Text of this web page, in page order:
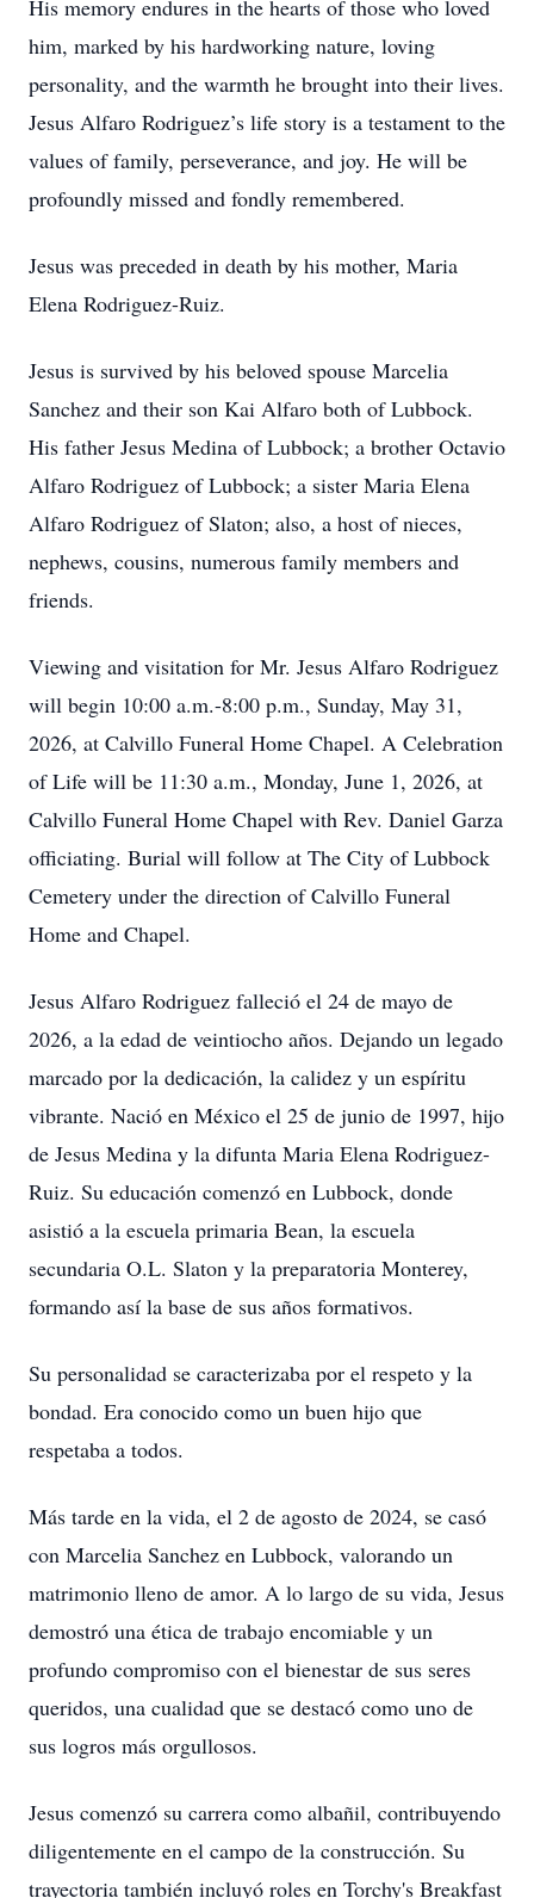
His memory endures in the hearts of those who loved
him, marked by his hardworking nature, loving
personality, and the warmth he brought into their lives.
Jesus Alfaro Rodriguez’s life story is a testament to the
values of family, perseverance, and joy. He will be
profoundly missed and fondly remembered.
Jesus was preceded in death by his mother, Maria
Elena Rodriguez-Ruiz.
Jesus is survived by his beloved spouse Marcelia
Sanchez and their son Kai Alfaro both of Lubbock.
His father Jesus Medina of Lubbock; a brother Octavio
Alfaro Rodriguez of Lubbock; a sister Maria Elena
Alfaro Rodriguez of Slaton; also, a host of nieces,
nephews, cousins, numerous family members and
friends.
Viewing and visitation for Mr. Jesus Alfaro Rodriguez
will begin 10:00 a.m.-8:00 p.m., Sunday, May 31,
2026, at Calvillo Funeral Home Chapel. A Celebration
of Life will be 11:30 a.m., Monday, June 1, 2026, at
Calvillo Funeral Home Chapel with Rev. Daniel Garza
officiating. Burial will follow at The City of Lubbock
Cemetery under the direction of Calvillo Funeral
Home and Chapel.
Jesus Alfaro Rodriguez falleció el 24 de mayo de
2026, a la edad de veintiocho años. Dejando un legado
marcado por la dedicación, la calidez y un espíritu
vibrante. Nació en México el 25 de junio de 1997, hijo
de Jesus Medina y la difunta Maria Elena Rodriguez-
Ruiz. Su educación comenzó en Lubbock, donde
asistió a la escuela primaria Bean, la escuela
secundaria O.L. Slaton y la preparatoria Monterey,
formando así la base de sus años formativos.
Su personalidad se caracterizaba por el respeto y la
bondad. Era conocido como un buen hijo que
respetaba a todos.
Más tarde en la vida, el 2 de agosto de 2024, se casó
con Marcelia Sanchez en Lubbock, valorando un
matrimonio lleno de amor. A lo largo de su vida, Jesus
demostró una ética de trabajo encomiable y un
profundo compromiso con el bienestar de sus seres
queridos, una cualidad que se destacó como uno de
sus logros más orgullosos.
Jesus comenzó su carrera como albañil, contribuyendo
diligentemente en el campo de la construcción. Su
trayectoria también incluyó roles en Torchy's Breakfast